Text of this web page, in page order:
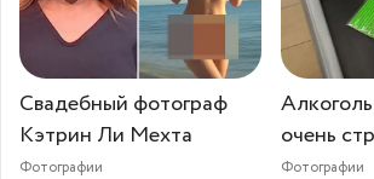
Свадебный фотограф
Кэтрин Ли Мехта
Фотографии
очень
Фотографии